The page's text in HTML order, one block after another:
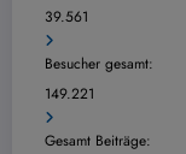
39.561
Besucher gesamt:
149.221
Gesamt Beiträge: